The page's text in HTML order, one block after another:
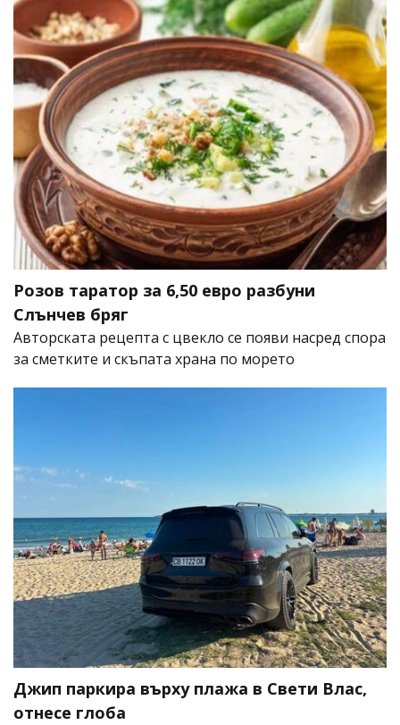
Розов таратор за 6,50 евро разбуни
Слънчев бряг
Авторската рецепта с цвекло се появи насред спора
за сметките и скъпата храна по морето
Джип паркира върху плажа в Свети Влас,
отнесе глоба